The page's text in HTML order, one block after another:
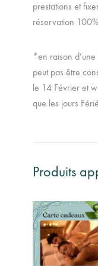
prestations et
réservation
*en raison
peut pas être
le 14 Février et
que les jours
Produits